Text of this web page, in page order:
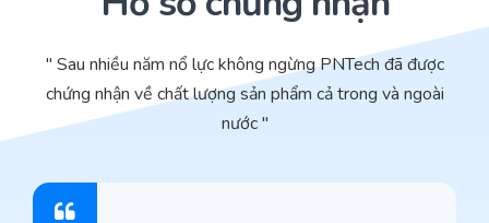
" Sau nhiều năm nổ lực không ngừng PNTech đã được
chứng nhận về chất lượng sản phẩm cả trong và ngoài
nước "